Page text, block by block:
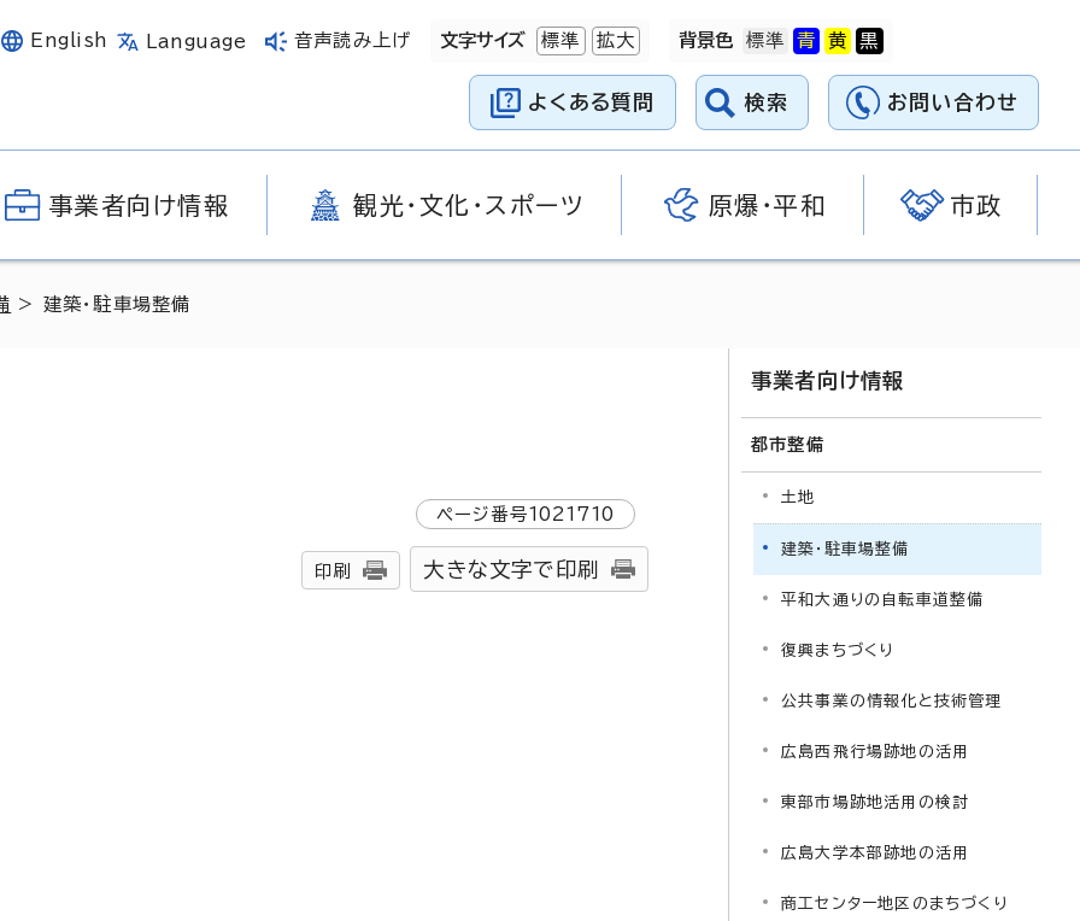
English Language 音声読み上げ 文字サイズ 標準 拡大 背景色
よくある質問 検索 お問い合わせ
事業者向け情報 観光・文化・スポーツ 原爆・平和 市政
> 建築・駐車場整備
ページ番号1021710
印刷 大きな文字で印刷
事業者向け情報
都市整備
土地
建築・駐車場整備
平和大通りの自転車道整備
復興まちづくり
公共事業の情報化と技術管理
広島西飛行場跡地の活用
東部市場跡地活用の検討
広島大学本部跡地の活用
商工センター地区のまちづくり